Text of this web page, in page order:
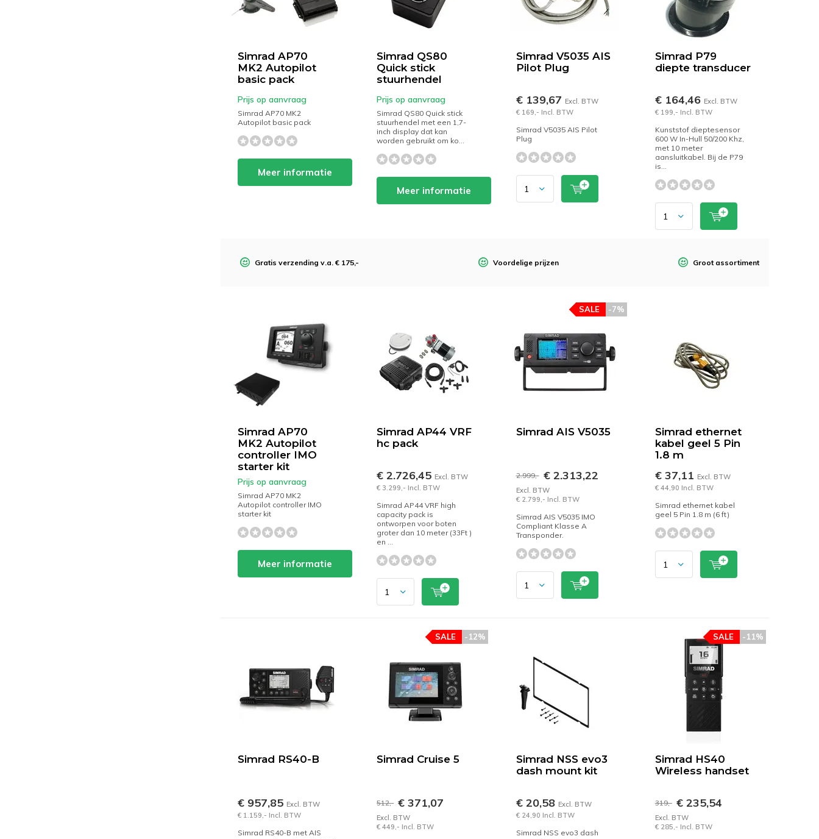
Simrad AP70
MK2 Autopilot
basic pack
Prijs op aanvraag
Simrad AP70 MK2
Autopilot basic pack
Meer informatie
Simrad QS80
Quick stick
stuurhendel
Prijs op aanvraag
Simrad QS80 Quick stick
stuurhendel met een 1,7-
inch display dat kan
worden gebruikt om ko...
Meer informatie
Simrad V5035 AIS
Pilot Plug
€ 139,67 Excl. BTW
€ 169,- Incl. BTW
Simrad V5035 AIS Pilot
Plug
Simrad P79
diepte transducer
€ 164,46 Excl. BTW
€ 199,- Incl. BTW
Kunststof dieptesensor
600 W In-Hull 50/200 Khz,
met 10 meter
aansluitkabel. Bij de P79
is...
Gratis verzending v.a. € 175,- Voordelige prijzen Groot assortiment
Simrad AP70
MK2 Autopilot
controller IMO
starter kit
Prijs op aanvraag
Simrad AP70 MK2
Autopilot controller IMO
starter kit
Meer informatie
Simrad AP44 VRF
hc pack
€ 2.726,45 Excl. BTW
€ 3.299,- Incl. BTW
Simrad AP44 VRF high
capacity pack is
ontworpen voor boten
groter dan 10 meter (33Ft )
en ...
Simrad AIS V5035
-7%
SALE
2.999,- € 2.313,22
Excl. BTW
€ 2.799,- Incl. BTW
Simrad AIS V5035 IMO
Compliant Klasse A
Transponder.
Simrad ethernet
kabel geel 5 Pin
1.8 m
€ 37,11 Excl. BTW
€ 44,90 Incl. BTW
Simrad ethernet kabel
geel 5 Pin 1.8 m (6 ft)
Simrad RS40-B
€ 957,85 Excl. BTW
€ 1.159,- Incl. BTW
Simrad RS40-B met AIS
Simrad Cruise 5
-12%
SALE
512,- € 371,07
Excl. BTW
€ 449,- Incl. BTW
Simrad NSS evo3
dash mount kit
€ 20,58 Excl. BTW
€ 24,90 Incl. BTW
Simrad NSS evo3 dash
Simrad HS40
Wireless handset
-11%
SALE
319,- € 235,54
Excl. BTW
€ 285,- Incl. BTW